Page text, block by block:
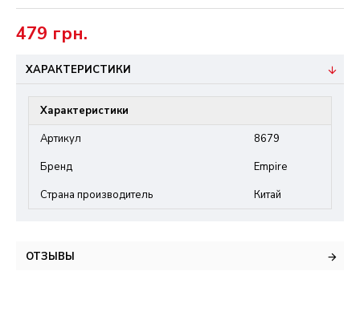
479 грн.
ХАРАКТЕРИСТИКИ
Характеристики
Артикул
8679
Бренд
Empire
Страна производитель
Китай
ОТЗЫВЫ